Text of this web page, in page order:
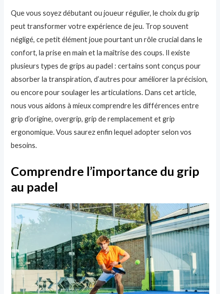
Que vous soyez débutant ou joueur régulier, le choix du grip
peut transformer votre expérience de jeu. Trop souvent
négligé, ce petit élément joue pourtant un rôle crucial dans le
confort, la prise en main et la maîtrise des coups. Il existe
plusieurs types de grips au padel : certains sont conçus pour
absorber la transpiration, d’autres pour améliorer la précision,
ou encore pour soulager les articulations. Dans cet article,
nous vous aidons à mieux comprendre les différences entre
grip d’origine, overgrip, grip de remplacement et grip
ergonomique. Vous saurez enfin lequel adopter selon vos
besoins.
Comprendre l’importance du grip
au padel